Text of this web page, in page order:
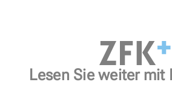
Lesen Sie weiter mit